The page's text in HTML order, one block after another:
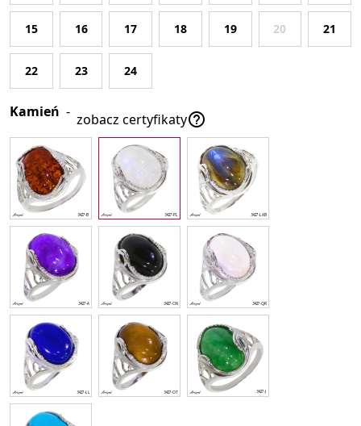
15 16 17 18 19 20 21
22 23 24
Kamień - zobacz certyfikaty